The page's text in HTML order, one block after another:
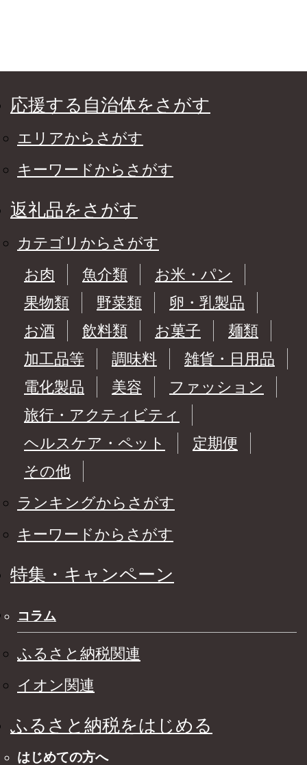
応援する自治体をさがす
エリアからさがす
キーワードからさがす
返礼品をさがす
カテゴリからさがす
お肉
魚介類
お米・パン
果物類
野菜類
卵・乳製品
お酒
飲料類 お菓子
麺類
加工品等
調味料
雑貨・日用品
電化製品
美容
ファッション
旅行・アクティビティ
ヘルスケア・ペット
定期便
その他
ランキングからさがす
キーワードからさがす
特集・キャンペーン
コラム
ふるさと納税関連
イオン関連
ふるさと納税をはじめる
はじめての方へ